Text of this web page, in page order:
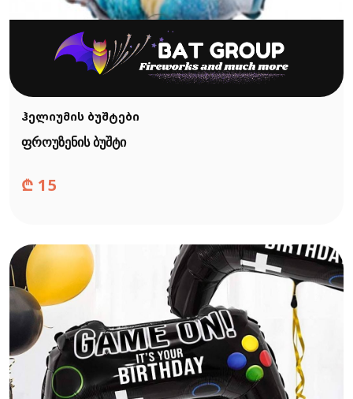
ჰელიუმის ბუშტები
ფროუზენის ბუშტი
₾ 15